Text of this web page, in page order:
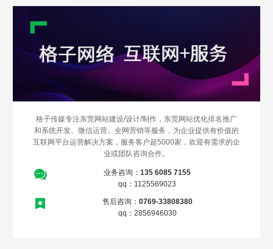
格子传媒专注东莞网站建设/设计/制作，东莞网站优化排名推广
和系统开发、微信运营、全网营销等服务，为企业提供有价值的
互联网平台运营解决方案，服务客户超5000家，欢迎有需求的企
业或团队咨询合作。
业务咨询： 135 6085 7155
qq：1125569023
售后咨询： 0769-33808380
qq：2856946030
Are you ready?
不怕就请留下您的需求及联系方式，我们会第一时间送上问候的。